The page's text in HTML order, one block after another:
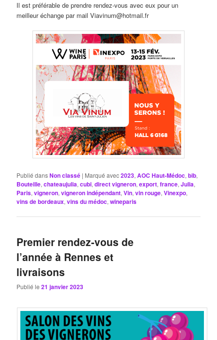
Il est préférable de prendre rendez-vous avec eux pour un
meilleur échange par mail Viavinum@hotmail.fr
Publié dansNon classé | Marqué avec2023,AOC Haut-Médoc,bib,
Bouteille,chateaujulia,cubi,direct vigneron,export,france,Julia,
Paris,vigneron,vigneron indépendant,Vin,vin rouge,Vinexpo,
vins de bordeaux,vins du médoc,wineparis
Premier rendez-vous de
l’année à Rennes et
livraisons
Publié le21 janvier 2023